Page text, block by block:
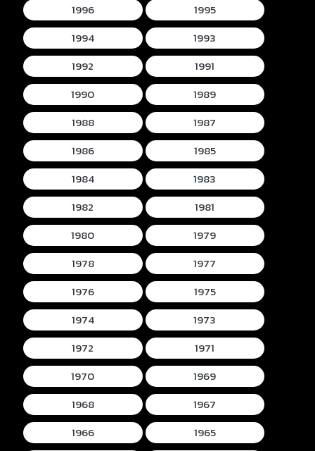
1996
1995
1994
1993
1992
1991
1990
1989
1988
1987
1986
1985
1984
1983
1982
1981
1980
1979
1978
1977
1976
1975
1974
1973
1972
1971
1970
1969
1968
1967
1966
1965